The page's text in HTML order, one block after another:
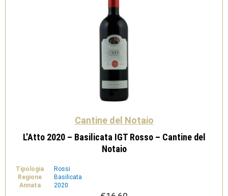
Cantine del Notaio
L’Atto 2020 – Basilicata IGT Rosso – Cantine del
Notaio
Tipologia
Rossi
Regione
Basilicata
Annata
2020